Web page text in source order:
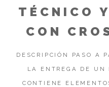
TÉCNICO
CON
DESCRIPCIÓN PASO A
LA ENTREGA DE UN
CONTIENE